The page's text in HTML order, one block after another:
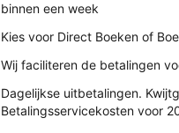
binnen een week
Kies voor Direct Boeken of
Wij faciliteren de betalingen
Dagelijkse uitbetalingen.
Betalingsservicekosten voor